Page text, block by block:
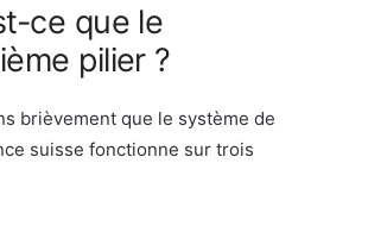
ce que le
pilier ?
brièvement que le système de
suisse fonctionne sur trois